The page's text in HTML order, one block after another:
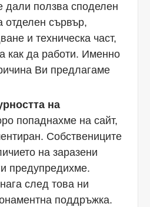
дали ползва споделен
отделен сървър,
и техническа част,
как да работи. Именно
Ви предлагаме
на
попаднахме на сайт,
Собствениците
на заразени
предупредихме.
след това ни
поддръжка.